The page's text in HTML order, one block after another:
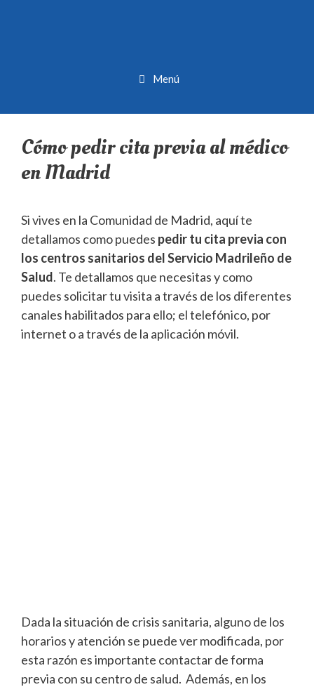
Menú
Cómo pedir cita previa al médico
en Madrid
Si vives en la Comunidad de Madrid, aquí te
detallamos como puedes pedir tu cita previa con
los centros sanitarios del Servicio Madrileño de
Salud. Te detallamos que necesitas y como
puedes solicitar tu visita a través de los diferentes
canales habilitados para ello; el telefónico, por
internet o a través de la aplicación móvil.
Dada la situación de crisis sanitaria, alguno de los
horarios y atención se puede ver modificada, por
esta razón es importante contactar de forma
previa con su centro de salud. Además, en los